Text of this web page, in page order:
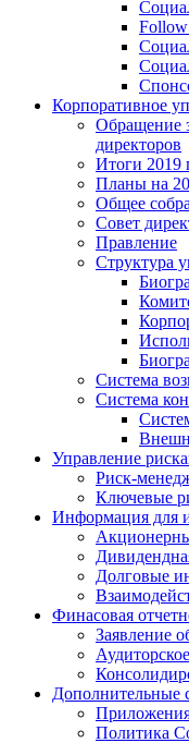
Корпоративное
Обращение
директоров
Итоги 2019
Планы на
Общее
Совет
Правление
Структура
Система
Система
Управление
Риск-
Ключевые
Информация для
Долговые
Финасовая
Заявление
Дополнительные
Политика